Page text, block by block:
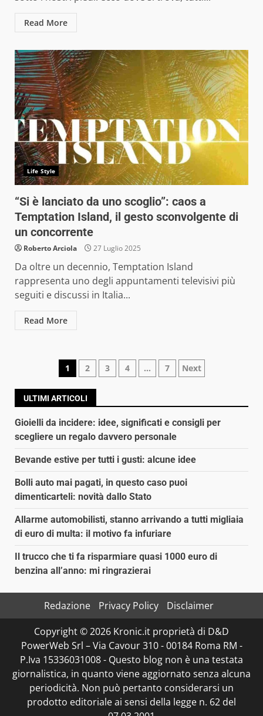
Read More
Life Style
“Si è lanciato da uno scoglio”: caos a
Temptation Island, il gesto sconvolgente di
un concorrente
Roberto Arciola 27 Luglio 2025
Da oltre un decennio, Temptation Island
rappresenta uno degli appuntamenti televisivi più
seguiti e discussi in Italia...
Read More
Navigazione
articoli
1 2 3 4 … 7 Next
ULTIMI ARTICOLI
Gioielli da incidere: idee, significati e consigli per
scegliere un regalo davvero personale
Bevande estive per tutti i gusti: alcune idee
Bolli auto mai pagati, in questo caso puoi
dimenticarteli: novità dallo Stato
Allarme automobilisti, stanno arrivando a tutti migliaia
di euro di multa: il motivo fa infuriare
Il trucco che ti fa risparmiare quasi 1000 euro di
benzina all’anno: mi ringrazierai
Redazione Privacy Policy
Disclaimer
Copyright © 2026 Kronic.it proprietà di D&D
PowerWeb Srl – Via Cavour 310 - 00184 Roma RM -
P.Iva 15336031008 - Questo blog non è una testata
giornalistica, in quanto viene aggiornato senza alcuna
periodicità. Non può pertanto considerarsi un
prodotto editoriale ai sensi della legge n. 62 del